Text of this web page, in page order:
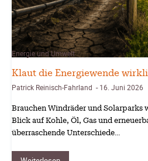
Energie und Umwelt
Klaut die Energiewende
Patrick Reinisch-Fahrland - 16. Juni 2026
Brauchen Windräder und Solarparks
Blick auf Kohle, Öl, Gas und
überraschende Unterschiede…